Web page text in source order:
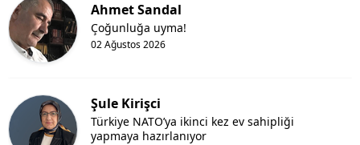
Ahmet Sandal
02 Ağustos 2026
Çoğunluğa uyma!
Şule Kirişci
Türkiye NATO’ya ikinci kez ev sahipliği
yapmaya hazırlanıyor